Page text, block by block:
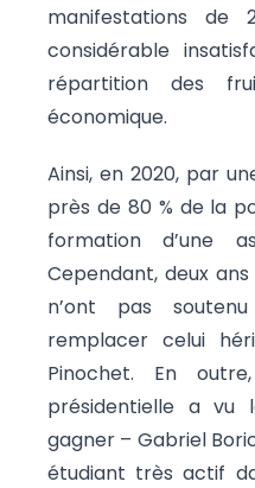
manifestations de
considérable
répartition des
économique.
Ainsi, en 2020, par
près de 80 % de la
formation d’une
Cependant, deux
n’ont pas
remplacer celui
Pinochet. En
présidentielle a vu
gagner – Gabriel
étudiant très actif